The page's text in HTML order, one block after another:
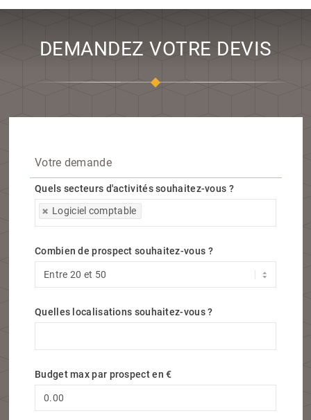
DEMANDEZ VOTRE DEVIS
Votre demande
Quels secteurs d'activités souhaitez-vous ?
Logiciel comptable
Quels secteurs d'activités souhaitez-vous ?
Combien de prospect souhaitez-vous ?
Quelles localisations souhaitez-vous ?
Budget max par prospect en €